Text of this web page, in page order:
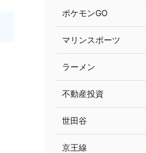
ポケモンGO
マリンスポーツ
ラーメン
不動産投資
世田谷
京王線